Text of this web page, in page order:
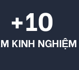
+10
KINH NGHIỆM